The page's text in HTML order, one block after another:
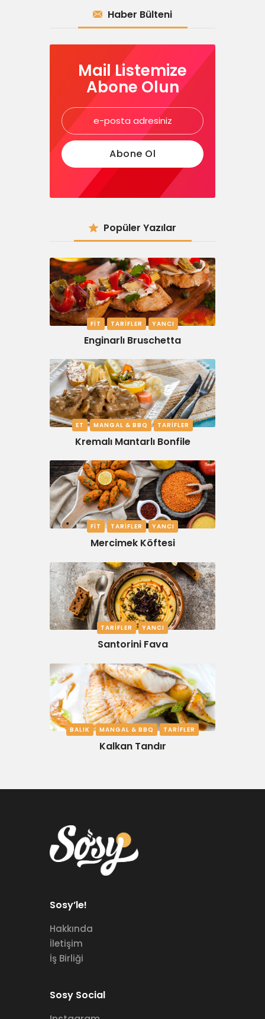
Haber Bülteni
Mail Listemize
Abone Olun
Popüler Yazılar
FIT TARIFLER YANCI
Enginarlı Bruschetta
ET MANGAL & BBQ TARIFLER
Kremalı Mantarlı Bonfile
FIT TARIFLER YANCI
Mercimek Köftesi
TARIFLER YANCI
Santorini Fava
BALIK MANGAL & BBQ TARIFLER
Kalkan Tandır
Sosy’le!
Hakkında
İletişim
İş Birliği
Sosy Social